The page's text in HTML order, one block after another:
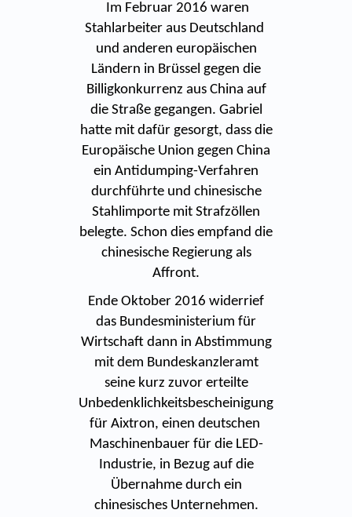
Im Februar 2016 waren
Stahlarbeiter aus Deutschland
und anderen europäischen
Ländern in Brüssel gegen die
Billigkonkurrenz aus China auf
die Straße gegangen. Gabriel
hatte mit dafür gesorgt, dass die
Europäische Union gegen China
ein Antidumping-Verfahren
durchführte und chinesische
Stahlimporte mit Strafzöllen
belegte. Schon dies empfand die
chinesische Regierung als
Affront.
Ende Oktober 2016 widerrief
das Bundesministerium für
Wirtschaft dann in Abstimmung
mit dem Bundeskanzleramt
seine kurz zuvor erteilte
Unbedenklichkeitsbescheinigung
für Aixtron, einen deutschen
Maschinenbauer für die LED-
Industrie, in Bezug auf die
Übernahme durch ein
chinesisches Unternehmen.